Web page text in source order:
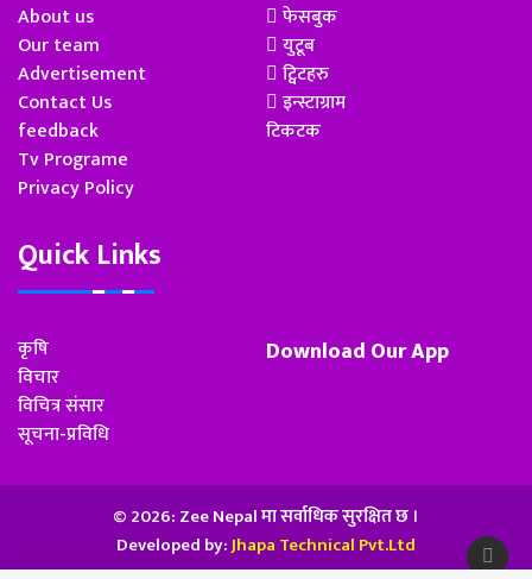
About us
Our team
Advertisement
Contact Us
feedback
Tv Programe
Privacy Policy
फेसबुक
युटूब
ट्विटहरु
इन्स्टाग्राम
टिकटक
Quick Links
कृषि
विचार
विचित्र संसार
सूचना-प्रविधि
Download Our App
© 2026: Zee Nepal मा सर्वाधिक सुरक्षित छ ।
Developed by:Jhapa Technical Pvt.Ltd